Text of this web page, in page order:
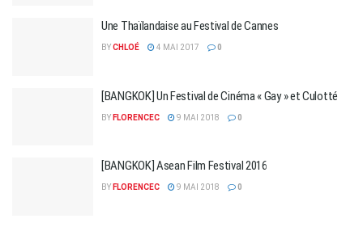
Une Thaïlandaise au Festival de Cannes
BYCHLOÉ 4 MAI 2017 0
[BANGKOK] Un Festival de Cinéma « Gay » et Culotté
BY FLORENCEC 9 MAI 2018 0
[BANGKOK] Asean Film Festival 2016
BY FLORENCEC 9 MAI 2018 0